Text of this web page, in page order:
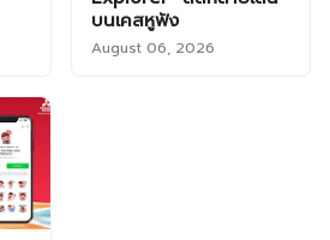
บนเคสหูฟัง
August 06, 2026